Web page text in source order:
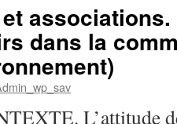
dans la
L’attitude